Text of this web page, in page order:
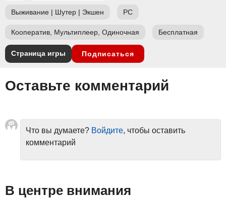
Выживание | Шутер | Экшен PC
Кооператив, Мультиплеер, Одиночная Бесплатная
Страница игры Подписаться
Оставьте комментарий
Что вы думаете? Войдите, чтобы оставить
комментарий
В центре внимания